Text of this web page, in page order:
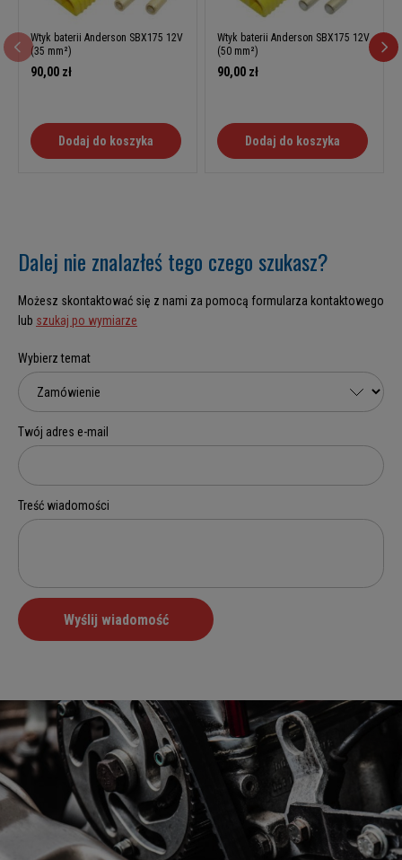
Wtyk baterii Anderson SBX175 12V
(35 mm²)
90,00 zł
Dodaj do koszyka
Wtyk baterii Anderson SBX175 12V
(50 mm²)
90,00 zł
Dodaj do koszyka
Dalej nie znalazłeś tego czego szukasz?
Możesz skontaktować się z nami za pomocą formularza kontaktowego
lub szukaj po wymiarze